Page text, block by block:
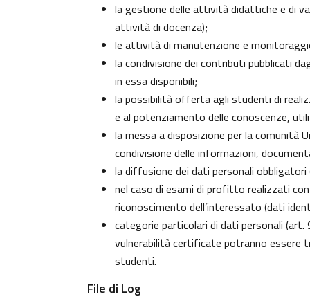
la gestione delle attività didattiche e di
attività di docenza);
le attività di manutenzione e
la condivisione dei contributi pubblicati
in essa disponibili;
la possibilità offerta agli studenti di
e al potenziamento delle conoscenze,
la messa a disposizione per la comunità
condivisione delle informazioni,
la diffusione dei dati personali
nel caso di esami di profitto realizzati
riconoscimento dell’interessato (dati
categorie particolari di dati personali (art.
vulnerabilità certificate potranno essere
studenti.
File di Log